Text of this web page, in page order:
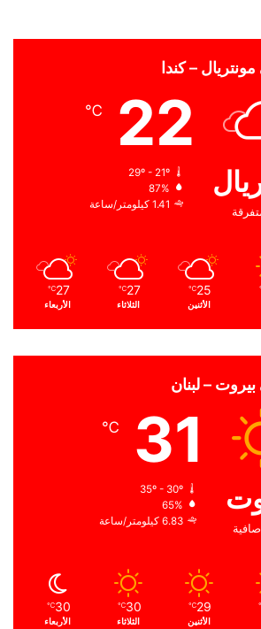
– كندا
22
℃
29º - 21º
87%
1.41 كيلومتر/ساعة
25
℃
الأثنين
27
℃
الثلاثاء
27
℃
الأربعاء
– لبنان
31
℃
35º - 30º
65%
6.83 كيلومتر/ساعة
29
℃
الأثنين
30
℃
الثلاثاء
30
℃
الأربعاء